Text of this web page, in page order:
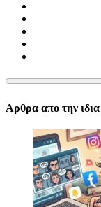
Αρθρα απο την